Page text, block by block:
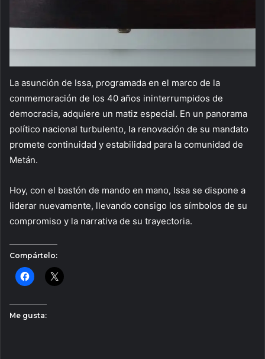
La asunción de Issa, programada en el marco de la
conmemoración de los 40 años ininterrumpidos de
democracia, adquiere un matiz especial. En un panorama
político nacional turbulento, la renovación de su mandato
promete continuidad y estabilidad para la comunidad de
Metán.
Hoy, con el bastón de mando en mano, Issa se dispone a
liderar nuevamente, llevando consigo los símbolos de su
compromiso y la narrativa de su trayectoria.
Compártelo:
Me gusta: